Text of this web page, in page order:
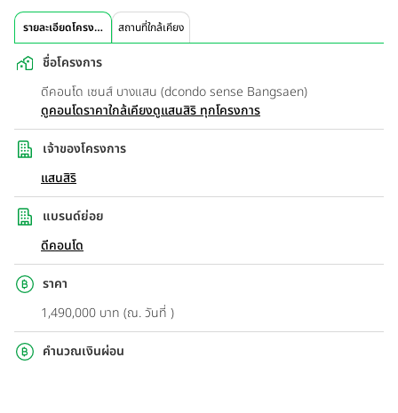
รายละเอียดโครงการ สถานที่ใกล้เคียง
ชื่อโครงการ
ดีคอนโด เซนส์ บางแสน (dcondo sense Bangsaen)
ดูคอนโดราคาใกล้เคียงดูแสนสิริ ทุกโครงการ
เจ้าของโครงการ
แสนสิริ
แบรนด์ย่อย
ดีคอนโด
ราคา
1,490,000 บาท (ณ. วันที่ )
คำนวณเงินผ่อน